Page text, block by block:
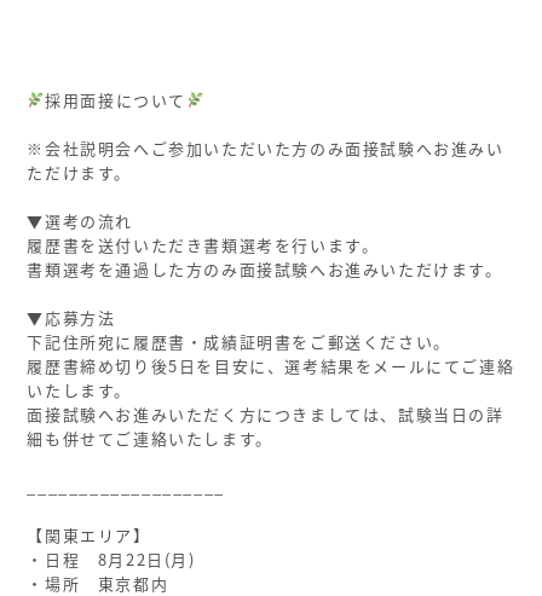
採用面接について
※会社説明会へご参加いただいた方のみ面接試験へお進みい
ただけます。
▼選考の流れ
履歴書を送付いただき書類選考を行います。
書類選考を通過した方のみ面接試験へお進みいただけます。
▼応募方法
下記住所宛に履歴書・成績証明書をご郵送ください。
履歴書締め切り後5日を目安に、選考結果をメールにてご連絡
いたします。
面接試験へお進みいただく方につきましては、試験当日の詳
細も併せてご連絡いたします。
【関東エリア】
・日程 8月22日(月)
・場所 東京都内